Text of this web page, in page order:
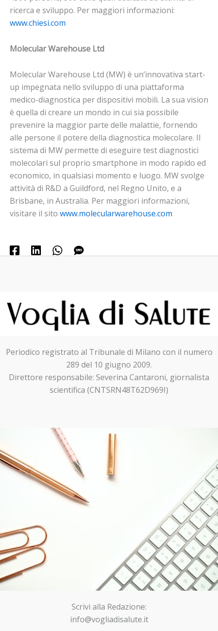
ricerca e sviluppo. Per maggiori informazioni:
www.chiesi.com
Molecular Warehouse Ltd
Molecular Warehouse Ltd (MW) è un’innovativa start-
up impegnata nello sviluppo di una piattaforma
medico-diagnostica per dispositivi mobili. La sua vision
è quella di creare un mondo in cui sia possibile
prevenire la maggior parte delle malattie, fornendo
alle persone il potere della diagnostica molecolare. Il
sistema di MW permette di eseguire test diagnostici
molecolari sul proprio smartphone in modo rapido ed
economico, in qualsiasi momento e luogo. MW svolge
attività di R&D a Guildford, nel Regno Unito, e a
Brisbane, in Australia. Per maggiori informazioni,
visitare il sito www.molecularwarehouse.com
Periodico registrato al Tribunale di Milano con il numero
289 del 10 giugno 2009.
Direttore responsabile: Severina Cantaroni, giornalista
scientifica (CNTSRN48T62D969I)
Scrivi alla Redazione:
info@vogliadisalute.it